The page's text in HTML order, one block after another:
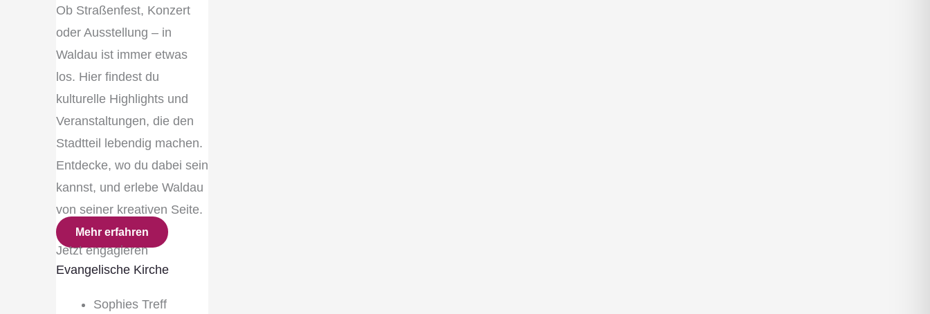
Ob Straßenfest, Konzert
oder Ausstellung – in
Waldau ist immer etwas
los. Hier findest du
kulturelle Highlights und
Veranstaltungen, die den
Stadtteil lebendig machen.
Entdecke, wo du dabei sein
kannst, und erlebe Waldau
von seiner kreativen Seite.
Mehr erfahren
Jetzt engagieren
Evangelische Kirche
Sophies Treff